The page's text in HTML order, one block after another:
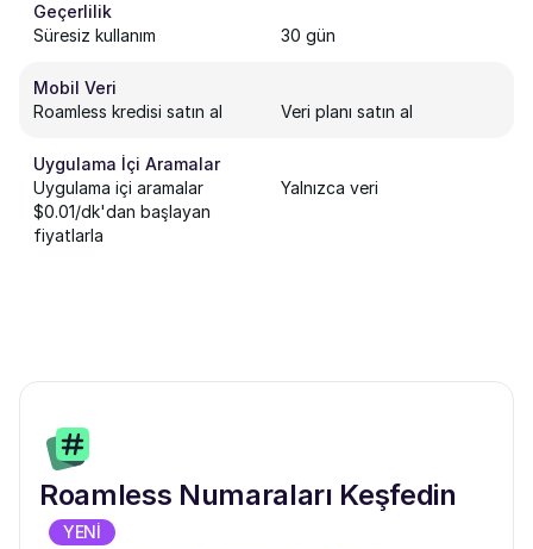
Geçerlilik
Süresiz kullanım
30 gün
Mobil Veri
Roamless kredisi satın al
Veri planı satın al
Uygulama İçi Aramalar
Uygulama içi aramalar
$0.01/dk'dan başlayan
fiyatlarla
Yalnızca veri
Roamless Numaraları Keşfedin
YENİ